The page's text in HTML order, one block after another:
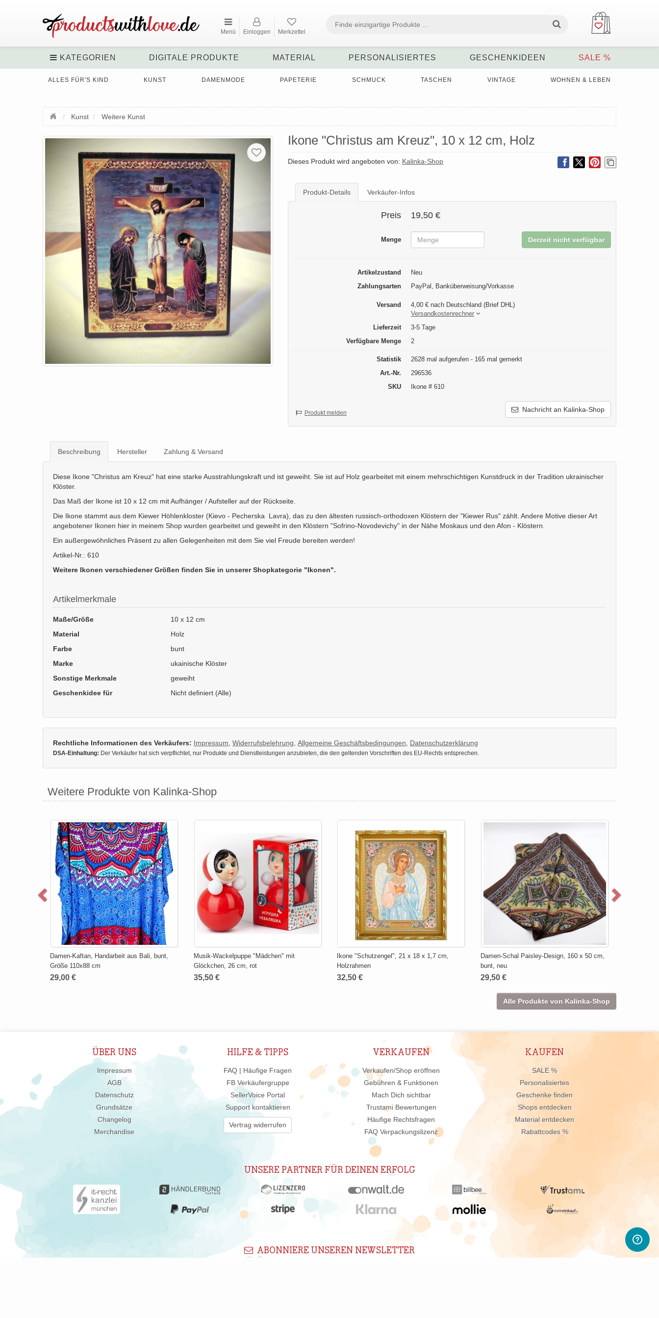
Menü Einloggen Merkzettel
KATEGORIEN DIGITALE PRODUKTE MATERIAL PERSONALISIERTES GESCHENKIDEEN SALE %
ALLES FÜR'S KIND KUNST DAMENMODE PAPETERIE SCHMUCK TASCHEN VINTAGE WOHNEN & LEBEN
Kunst Weitere Kunst
Ikone "Christus am Kreuz", 10 x 12 cm, Holz
Dieses Produkt wird angeboten von: Kalinka-Shop
Produkt-Details Verkäufer-Infos
Preis 19,50 €
Menge Derzeit nicht verfügbar
Artikelzustand
Neu
Zahlungsarten
PayPal, Banküberweisung/Vorkasse
Versand
4,00 € nach Deutschland (Brief DHL)
Versandkostenrechner
Lieferzeit
3-5 Tage
Verfügbare Menge
2
Statistik
2628 mal aufgerufen - 165 mal gemerkt
Art.-Nr.
296536
SKU
Ikone # 610
Nachricht an Kalinka-Shop
Produkt melden
Beschreibung Hersteller Zahlung & Versand
Diese Ikone "Christus am Kreuz" hat eine starke Ausstrahlungskraft und ist geweiht. Sie ist auf Holz gearbeitet mit einem mehrschichtigen Kunstdruck in der Tradition ukrainischer
Klöster.
Das Maß der Ikone ist 10 x 12 cm mit Aufhänger / Aufsteller auf der Rückseite.
Die Ikone stammt aus dem Kiewer Höhlenkloster (Kievo - Pecherska Lavra), das zu den ältesten russisch-orthodoxen Klöstern der "Kiewer Rus" zählt. Andere Motive dieser Art
angebotener Ikonen hier in meinem Shop wurden gearbeitet und geweiht in den Klöstern "Sofrino-Novodevichy" in der Nähe Moskaus und den Afon - Klöstern.
Ein außergewöhnliches Präsent zu allen Gelegenheiten mit dem Sie viel Freude bereiten werden!
Artikel-Nr.: 610
Weitere Ikonen verschiedener Größen finden Sie in unserer Shopkategorie "Ikonen".
Artikelmerkmale
Maße/Größe
10 x 12 cm
Material
Holz
Farbe
bunt
Marke
ukainische Klöster
Sonstige Merkmale
geweiht
Geschenkidee für
Nicht definiert (Alle)
Rechtliche Informationen des Verkäufers: Impressum Widerrufsbelehrung Allgemeine Geschäftsbedingungen Datenschutzerklärung
DSA-Einhaltung: Der Verkäufer hat sich verpflichtet, nur Produkte und Dienstleistungen anzubieten, die den geltenden Vorschriften des EU-Rechts entsprechen.
Weitere Produkte von Kalinka-Shop
Damen-Kaftan, Handarbeit aus Bali, bunt,
Größe 110x88 cm
29,00 €
Musik-Wackelpuppe "Mädchen" mit
Glöckchen, 26 cm, rot
35,50 €
Ikone "Schutzengel", 21 x 18 x 1,7 cm,
Holzrahmen
32,50 €
Damen-Schal Paisley-Design, 160 x 50 cm,
bunt, neu
29,50 €
Alle Produkte von Kalinka-Shop
ÜBER UNS
Impressum
AGB
Datenschutz
Grundsätze
Changelog
Merchandise
HILFE & TIPPS
FAQ | Häufige Fragen
FB Verkäufergruppe
SellerVoice Portal
Support kontaktieren
Vertrag widerrufen
VERKAUFEN
Verkaufen/Shop eröffnen
Gebühren & Funktionen
Mach Dich sichtbar
Trustami Bewertungen
Häufige Rechtsfragen
FAQ Verpackungslizenz
KAUFEN
SALE %
Personalisiertes
Geschenke finden
Shops entdecken
Material entdecken
Rabattcodes %
UNSERE PARTNER FÜR DEINEN ERFOLG
ABONNIERE UNSEREN NEWSLETTER